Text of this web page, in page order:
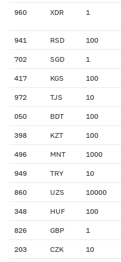
960 XDR 1
941 RSD 100
702 SGD 1
417 KGS 100
972 TJS 10
050 BDT 100
398 KZT 100
496 MNT 1000
949 TRY 10
860 UZS 10000
348 HUF 100
826 GBP 1
203 CZK 10